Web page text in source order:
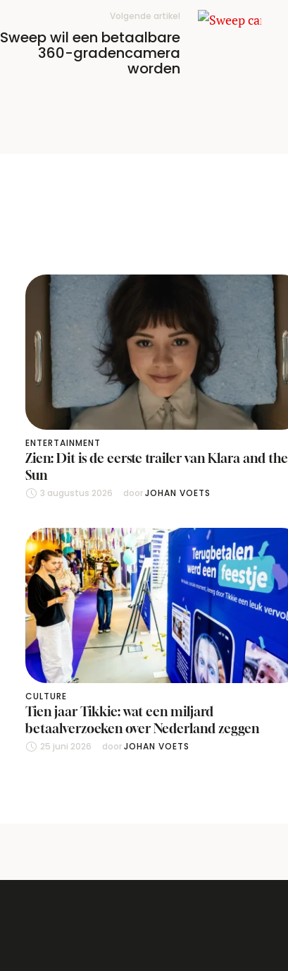
Volgende artikel
Sweep wil een betaalbare
360-gradencamera
worden
ENTERTAINMENT
Zien: Dit is de eerste trailer van Klara and the
Sun
3 augustus 2026 door JOHAN VOETS
CULTURE
Tien jaar Tikkie: wat een miljard
betaalverzoeken over Nederland zeggen
25 juni 2026 door JOHAN VOETS